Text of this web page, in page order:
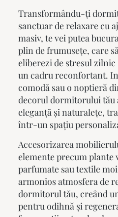
Transformându-ți
sanctuar de relaxare cu
masiv, te vei putea
plin de frumusețe, care
eliberezi de stresul
un cadru reconfortant.
comodă sau o noptieră
decorul dormitorului tău
eleganță și naturalețe,
într-un spațiu
Accesorizarea
elemente precum plante
parfumate sau textile
armonios atmosfera de
dormitorul tău, creând
pentru odihnă și